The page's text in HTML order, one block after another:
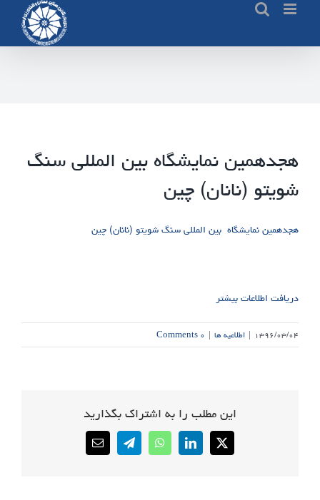
content
هجدهمین نمایشگاه بین المللی سنگ
شویتو (نانان) چین
هجدهمین نمایشگاه بین المللی سنگ شویتو (نانان) چین
دریافت اطلاعات بیشتر
۱۳۹۶/۰۳/۰۴ | اطلاعیه ها | ۰ Comments
این مطلب را به اشتراک بگذارید
X
LinkedIn
WhatsApp
Telegram
Email